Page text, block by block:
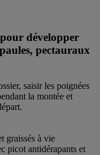
développer
pectauraux
saisir les poignées
la montée et
graissés à vie
picot antidérapants et